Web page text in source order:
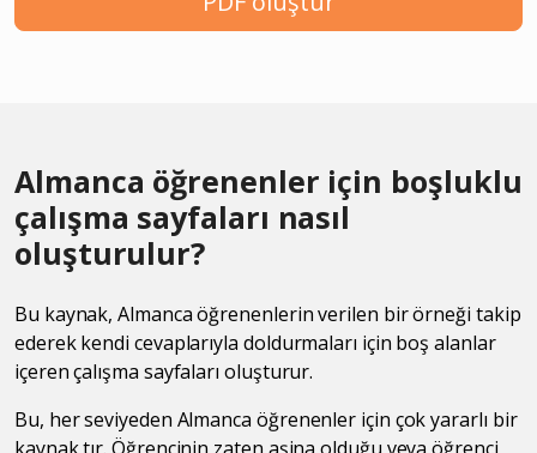
Almanca öğrenenler için boşluklu
çalışma sayfaları nasıl
oluşturulur?
Bu kaynak, Almanca öğrenenlerin verilen bir örneği takip
ederek kendi cevaplarıyla doldurmaları için boş alanlar
içeren çalışma sayfaları oluşturur.
Bu, her seviyeden Almanca öğrenenler için çok yararlı bir